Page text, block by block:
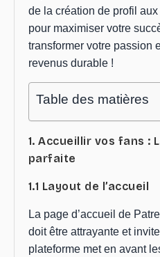
de la création de profil
pour maximiser votre
transformer votre passion
revenus durable !
Table des matières
1. Accueillir vos fans :
parfaite
1.1 Layout de l’accueil
La page d’accueil de
doit être attrayante et
plateforme met en avant